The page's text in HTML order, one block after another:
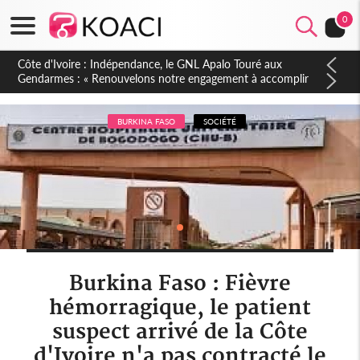
0
Sierra Leone : Un projet de réforme constitutionnelle en
gestation, points clés des amendements, un exclu d'avance
BURKINA FASO SOCIÉTÉ
Burkina Faso : Fièvre
hémorragique, le patient
suspect arrivé de la Côte